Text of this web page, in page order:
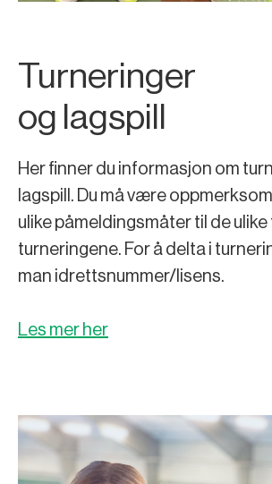
Turneringer
og lagspill
Her finner du informasjon om
lagspill. Du må være
ulike påmeldingsmåter til de ulike
turneringene. For å delta i
man idrettsnummer/lisens.
Les mer her